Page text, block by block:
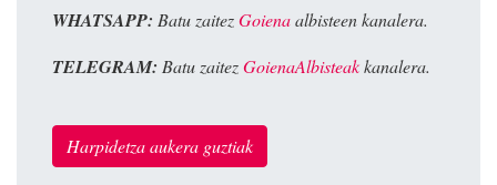
WHATSAPP: Batu zaitezGoienaalbisteen kanalera.
TELEGRAM: Batu zaitezGoienaAlbisteakkanalera.
Harpidetza aukera guztiak